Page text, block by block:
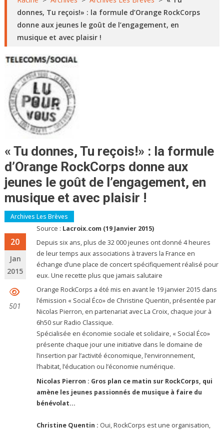
donnes, Tu reçois!» : la formule d’Orange RockCorps
donne aux jeunes le goût de l’engagement, en
musique et avec plaisir !
« Tu donnes, Tu reçois!» : la formule
d’Orange RockCorps donne aux
jeunes le goût de l’engagement, en
musique et avec plaisir !
Archives Les Brèves
20
Jan
2015
501
Source : Lacroix.com (19 Janvier 2015)
Depuis six ans, plus de 32 000 jeunes ont donné 4 heures
de leur temps aux associations à travers la France en
échange d’une place de concert spécifiquement réalisé pour
eux. Une recette plus que jamais salutaire
Orange RockCorps a été mis en avant le 19 janvier 2015 dans
l’émission « Social Éco» de Christine Quentin, présentée par
Nicolas Pierron, en partenariat avec La Croix, chaque jour à
6h50 sur Radio Classique.
Spécialisée en économie sociale et solidaire, « Social Éco»
présente chaque jour une initiative dans le domaine de
l’insertion par l’activité économique, l’environnement,
l’habitat, l’éducation ou l’économie numérique.
Nicolas Pierron : Gros plan ce matin sur RockCorps, qui
amène les jeunes passionnés de musique à faire du
bénévolat…
Christine Quentin : Oui, RockCorps est une organisation,